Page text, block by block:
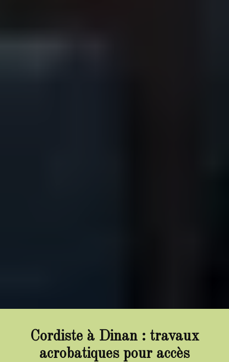
Cordiste à Dinan : travaux
acrobatiques pour accès